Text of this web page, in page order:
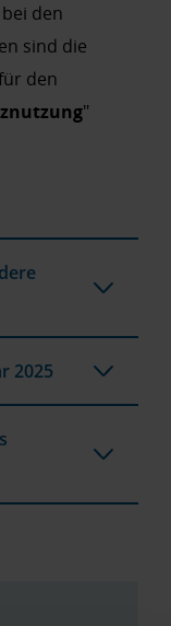
den
sind die
den
"
2025